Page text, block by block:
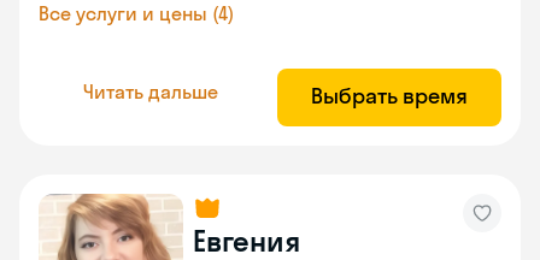
Все услуги и цены (4)
Читать дальше Выбрать время
Евгения